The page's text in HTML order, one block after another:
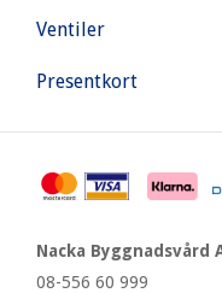
Ventiler
Presentkort
Nacka Byggnadsvård
08-556 60 999